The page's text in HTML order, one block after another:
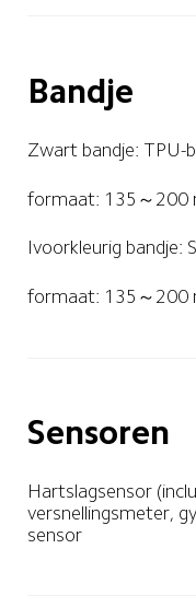
Bandje
Zwart bandje: TPU-
formaat: 135～200
Ivoorkleurig bandje:
formaat: 135～200
Sensoren
Hartslagsensor
versnellingsmeter,
sensor